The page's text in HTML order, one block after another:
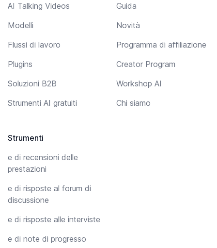
AI Talking Videos
Modelli
Flussi di lavoro
Plugins
Soluzioni B2B
Strumenti AI gratuiti
Strumenti
e di recensioni delle
prestazioni
e di risposte al forum di
discussione
e di risposte alle interviste
e di note di progresso
Guida
Novità
Programma di affiliazione
Creator Program
Workshop AI
Chi siamo